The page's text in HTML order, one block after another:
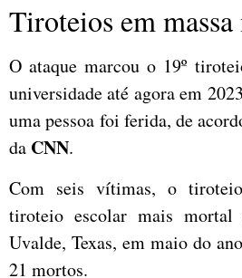
Tiroteios em
O ataque marcou o 19º
universidade até agora em
uma pessoa foi ferida, de
da CNN.
Com seis vítimas, o
tiroteio escolar mais mortal
Uvalde, Texas, em maio do
21 mortos.